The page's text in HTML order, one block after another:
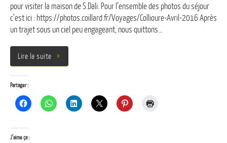
pour visiter la maison de S.Dali. Pour l’ensemble des photos du séjour
c’est ici : https://photos.coillard.fr/Voyages/Collioure-Avril-2016 Après
un trajet sous un ciel peu engageant, nous quittons…
Lire la suite
Partager :
J’aime ça :